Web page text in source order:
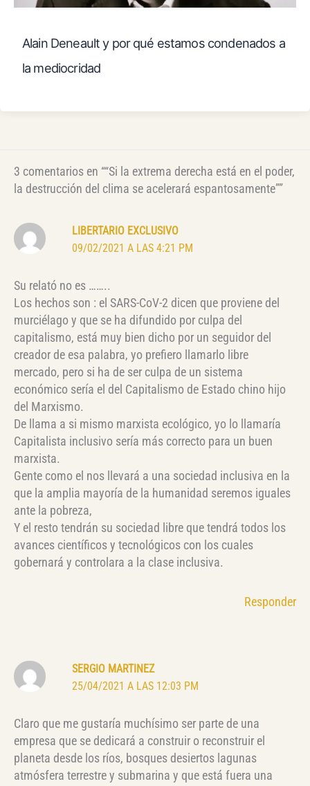
Alain Deneault y por qué estamos condenados a
la mediocridad
3 comentarios en ““Si la extrema derecha está en el poder,
la destrucción del clima se acelerará espantosamente””
LIBERTARIO EXCLUSIVO
09/02/2021 A LAS 4:21 PM
Su relató no es ……..
Los hechos son : el SARS-CoV-2 dicen que proviene del
murciélago y que se ha difundido por culpa del
capitalismo, está muy bien dicho por un seguidor del
creador de esa palabra, yo prefiero llamarlo libre
mercado, pero si ha de ser culpa de un sistema
económico sería el del Capitalismo de Estado chino hijo
del Marxismo.
De llama a si mismo marxista ecológico, yo lo llamaría
Capitalista inclusivo sería más correcto para un buen
marxista.
Gente como el nos llevará a una sociedad inclusiva en la
que la amplia mayoría de la humanidad seremos iguales
ante la pobreza,
Y el resto tendrán su sociedad libre que tendrá todos los
avances científicos y tecnológicos con los cuales
gobernará y controlara a la clase inclusiva.
Responder
SERGIO MARTINEZ
25/04/2021 A LAS 12:03 PM
Claro que me gustaría muchísimo ser parte de una
empresa que se dedicará a construir o reconstruir el
planeta desde los ríos, bosques desiertos lagunas
atmósfera terrestre y submarina y que está fuera una